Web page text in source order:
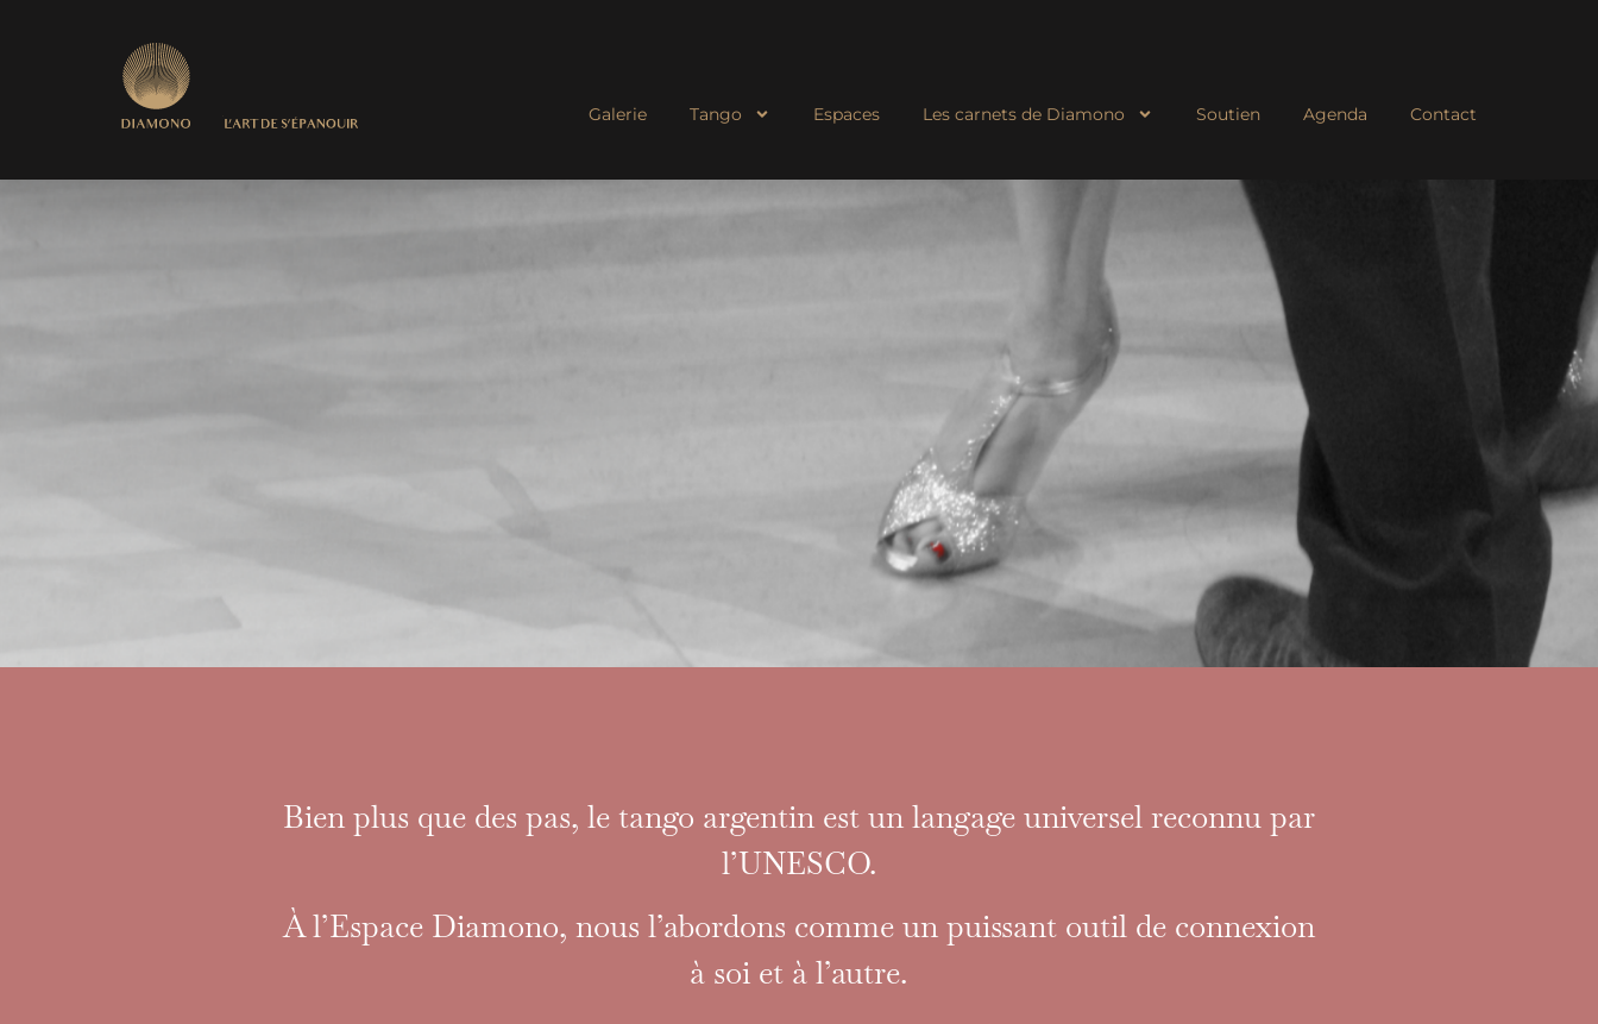
Galerie Tango Espaces Les carnets de Diamono Soutien Agenda Contact
LA DANSE QUI RELIE, GUÉRIT
Bien plus que des pas, le tango argentin est un langage universel reconnu par
l’UNESCO.
À l’Espace Diamono, nous l’abordons comme un puissant outil de connexion
à soi et à l’autre.